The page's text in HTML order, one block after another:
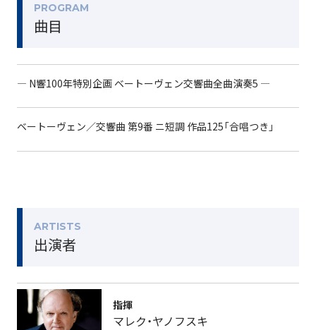
演が記憶に新しい。2025年4月の東京・春・音楽祭では
《第9》と同じ1824年に初演された《ミサ・ソレムニス》
をN響、東京オペラシンガーズと演奏、若い頃からヤノフ
スキの持ち味だった厳しく引き締まった造形はそのま
ま、慈しみがじわじわとにじみ出てくる円熟の味わいが
深い感動を与えた。今回の《第9》は様々なマエストロに
よる「N響100年特別企画 ベートーヴェン交響曲全曲演
PROGRAM
曲目
― N響100年特別企画 ベートーヴェン交響曲全曲演奏5 ―
ベートーヴェン／交響曲 第9番 ニ短調 作品125「合唱つき」
ARTISTS
出演者
指揮
マレク・ヤノフスキ